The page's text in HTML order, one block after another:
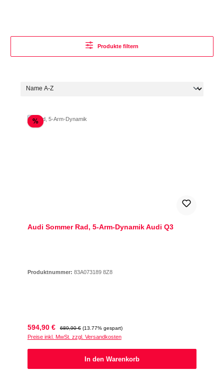
Produkte filtern
%Rabatt
Audi Sommer Rad, 5-Arm-Dynamik Audi Q3
Produktnummer: 83A073189 8Z8
Verkaufspreis:
594,90 € Regulärer Preis:
689,90 € (13.77% gespart)
Preise inkl. MwSt. zzgl. Versandkosten
In den Warenkorb